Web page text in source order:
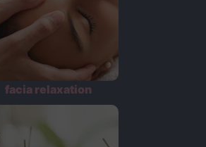
facia relaxation